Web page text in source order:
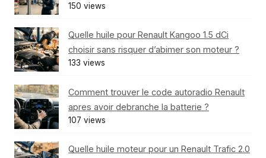
150 views
Quelle huile pour Renault Kangoo 1.5 dCi
choisir sans risquer d’abimer son moteur ?
133 views
Comment trouver le code autoradio Renault
apres avoir debranche la batterie ?
107 views
Quelle huile moteur pour un Renault Trafic 2.0